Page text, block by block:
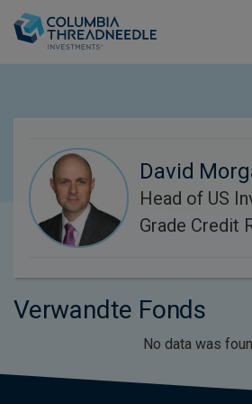
David
Head of US
Grade Credit
Verwandte Fonds
No data was